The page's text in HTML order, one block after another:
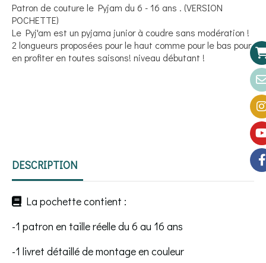
Patron de couture le Pyjam du 6 - 16 ans . (VERSION
POCHETTE)
Le Pyj'am est un pyjama junior à coudre sans modération !
2 longueurs proposées pour le haut comme pour le bas pour
en profiter en toutes saisons! niveau débutant !
DESCRIPTION
 La pochette contient :
-1 patron en taille réelle du 6 au 16 ans
-1 livret détaillé de montage en couleur